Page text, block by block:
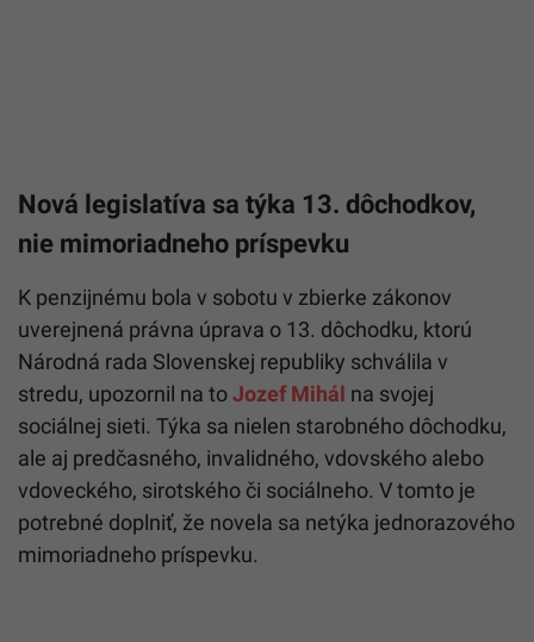
Nová legislatíva sa týka 13. dôchodkov,
nie mimoriadneho príspevku
K penzijnému bola v sobotu v zbierke zákonov
uverejnená právna úprava o 13. dôchodku, ktorú
Národná rada Slovenskej republiky schválila v
stredu, upozornil na toJozef Mihál na svojej
sociálnej sieti. Týka sa nielen starobného dôchodku,
ale aj predčasného, invalidného, vdovského alebo
vdoveckého, sirotského či sociálneho. V tomto je
potrebné doplniť, že novela sa netýka jednorazového
mimoriadneho príspevku.